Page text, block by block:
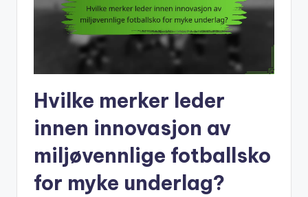
Hvilke merker leder
innen innovasjon av
miljøvennlige fotballsko
for myke underlag?